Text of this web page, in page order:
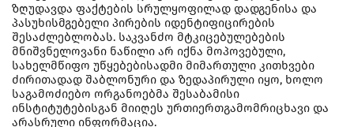
ზღუდავდა ფაქტების სრულყოფილად დადგენისა და
პასუხისმგებელი პირების იდენტიფიცირების
შესაძლებლობას. საკვანძო მტკიცებულებების
მნიშვნელოვანი ნაწილი არ იქნა მოპოვებული,
სახელმწიფო უწყებებისადმი მიმართული კითხვები
ძირითადად შაბლონური და ზედაპირული იყო, ხოლო
საგამოძიებო ორგანოებმა შესაბამისი
ინსტიტუტებისგან მიიღეს ურთიერთგამომრიცხავი და
არასრული ინფორმაცია.